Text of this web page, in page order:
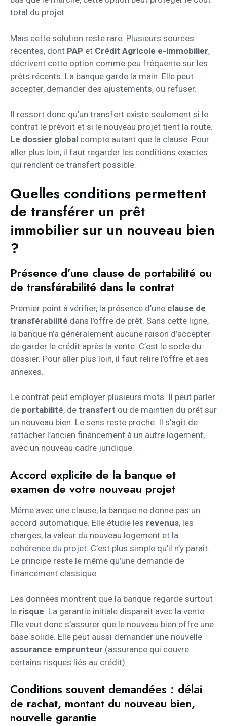
total du projet.
Mais cette solution reste rare. Plusieurs sources
récentes, dont PAP et Crédit Agricole e-immobilier,
décrivent cette option comme peu fréquente sur les
prêts récents. La banque garde la main. Elle peut
accepter, demander des ajustements, ou refuser.
Il ressort donc qu’un transfert existe seulement si le
contrat le prévoit et si le nouveau projet tient la route.
Le dossier global compte autant que la clause. Pour
aller plus loin, il faut regarder les conditions exactes
qui rendent ce transfert possible.
Quelles conditions permettent
de transférer un prêt
immobilier sur un nouveau bien
?
Présence d’une clause de portabilité ou
de transférabilité dans le contrat
Premier point à vérifier, la présence d’une clause de
transférabilité dans l’offre de prêt. Sans cette ligne,
la banque n’a généralement aucune raison d’accepter
de garder le crédit après la vente. C’est le socle du
dossier. Pour aller plus loin, il faut relire l’offre et ses
annexes.
Le contrat peut employer plusieurs mots. Il peut parler
de portabilité, de transfert ou de maintien du prêt sur
un nouveau bien. Le sens reste proche. Il s’agit de
rattacher l’ancien financement à un autre logement,
avec un nouveau cadre juridique.
Accord explicite de la banque et
examen de votre nouveau projet
Même avec une clause, la banque ne donne pas un
accord automatique. Elle étudie les revenus, les
charges, la valeur du nouveau logement et la
cohérence du projet . C’est plus simple qu’il n’y paraît.
Le principe reste le même qu’une demande de
financement classique.
Les données montrent que la banque regarde surtout
le risque. La garantie initiale disparaît avec la vente.
Elle veut donc s’assurer que le nouveau bien offre une
base solide. Elle peut aussi demander une nouvelle
assurance emprunteur (assurance qui couvre
certains risques liés au crédit).
Conditions souvent demandées : délai
de rachat, montant du nouveau bien,
nouvelle garantie